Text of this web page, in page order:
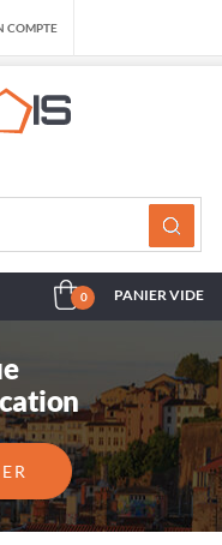
COMPTE
0 PANIER VIDE